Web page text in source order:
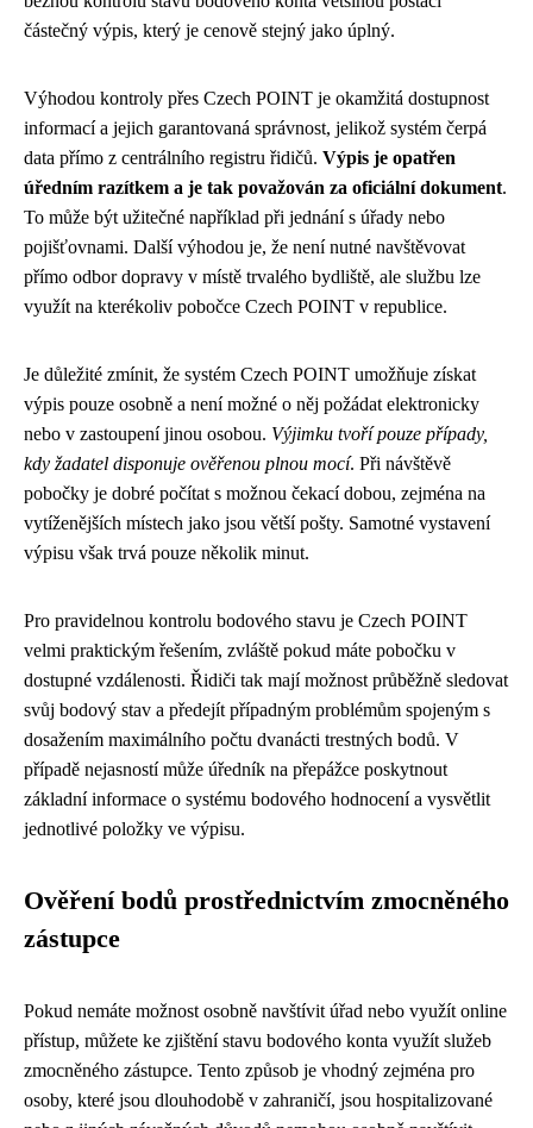
částečný výpis, který je cenově stejný jako úplný.
Výhodou kontroly přes Czech POINT je okamžitá dostupnost
informací a jejich garantovaná správnost, jelikož systém čerpá
data přímo z centrálního registru řidičů. Výpis je opatřen
úředním razítkem a je tak považován za oficiální dokument.
To může být užitečné například při jednání s úřady nebo
pojišťovnami. Další výhodou je, že není nutné navštěvovat
přímo odbor dopravy v místě trvalého bydliště, ale službu lze
využít na kterékoliv pobočce Czech POINT v republice.
Je důležité zmínit, že systém Czech POINT umožňuje získat
výpis pouze osobně a není možné o něj požádat elektronicky
nebo v zastoupení jinou osobou. Výjimku tvoří pouze případy,
kdy žadatel disponuje ověřenou plnou mocí. Při návštěvě
pobočky je dobré počítat s možnou čekací dobou, zejména na
vytíženějších místech jako jsou větší pošty. Samotné vystavení
výpisu však trvá pouze několik minut.
Pro pravidelnou kontrolu bodového stavu je Czech POINT
velmi praktickým řešením, zvláště pokud máte pobočku v
dostupné vzdálenosti. Řidiči tak mají možnost průběžně sledovat
svůj bodový stav a předejít případným problémům spojeným s
dosažením maximálního počtu dvanácti trestných bodů. V
případě nejasností může úředník na přepážce poskytnout
základní informace o systému bodového hodnocení a vysvětlit
jednotlivé položky ve výpisu.
Ověření bodů prostřednictvím zmocněného
zástupce
Pokud nemáte možnost osobně navštívit úřad nebo využít online
přístup, můžete ke zjištění stavu bodového konta využít služeb
zmocněného zástupce. Tento způsob je vhodný zejména pro
osoby, které jsou dlouhodobě v zahraničí, jsou hospitalizované